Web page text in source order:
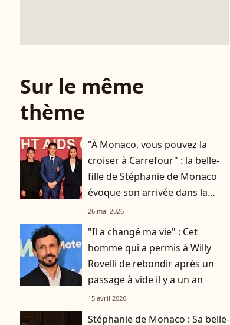
Sur le même
thème
"À Monaco, vous pouvez la
croiser à Carrefour" : la belle-
fille de Stéphanie de Monaco
évoque son arrivée dans la
famille princière
26 mai 2026
"Il a changé ma vie" : Cet
homme qui a permis à Willy
Rovelli de rebondir après un
passage à vide il y a un an
15 avril 2026
Stéphanie de Monaco : Sa belle-